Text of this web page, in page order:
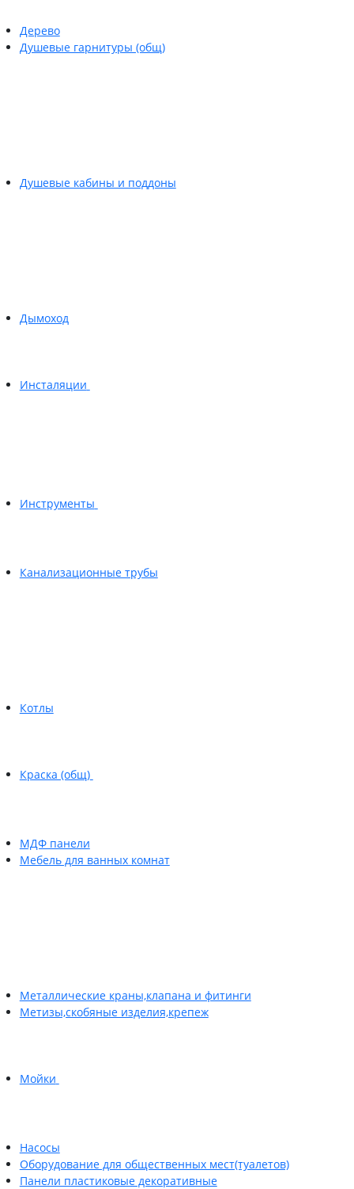
Дерево
Душевые гарнитуры (общ)
Душевые кабины и поддоны
Дымоход
Инсталяции
Инструменты
Канализационные трубы
Котлы
Краска (общ)
МДФ панели
Мебель для ванных комнат
Металлические краны,клапана и фитинги
Метизы,скобяные изделия,крепеж
Мойки
Насосы
Оборудование для общественных мест(туалетов)
Панели пластиковые декоративные